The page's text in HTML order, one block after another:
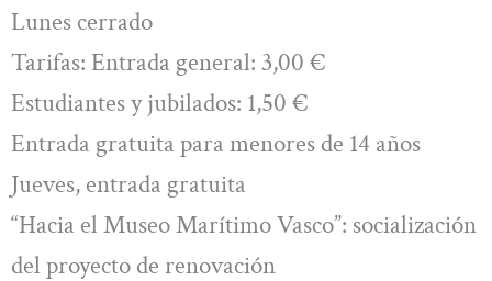
Lunes cerrado
Tarifas: Entrada general: 3,00 €
Estudiantes y jubilados: 1,50 €
Entrada gratuita para menores de 14 años
Jueves, entrada gratuita
“Hacia el Museo Marítimo Vasco”: socialización
del proyecto de renovación